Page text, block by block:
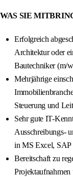
WAS SIE
Erfolgreich
Architektur oder
Bautechniker (m/
Mehrjährige
Steuerung und
Sehr gute IT-
Ausschreibungs-
in MS Excel,
Bereitschaft zu